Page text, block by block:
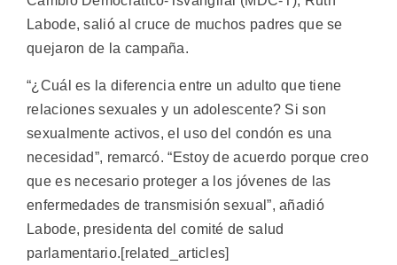
Labode, salió al cruce de muchos padres que se
quejaron de la campaña.
“¿Cuál es la diferencia entre un adulto que tiene
relaciones sexuales y un adolescente? Si son
sexualmente activos, el uso del condón es una
necesidad”, remarcó. “Estoy de acuerdo porque creo
que es necesario proteger a los jóvenes de las
enfermedades de transmisión sexual”, añadió
Labode, presidenta del comité de salud
parlamentario.[related_articles]